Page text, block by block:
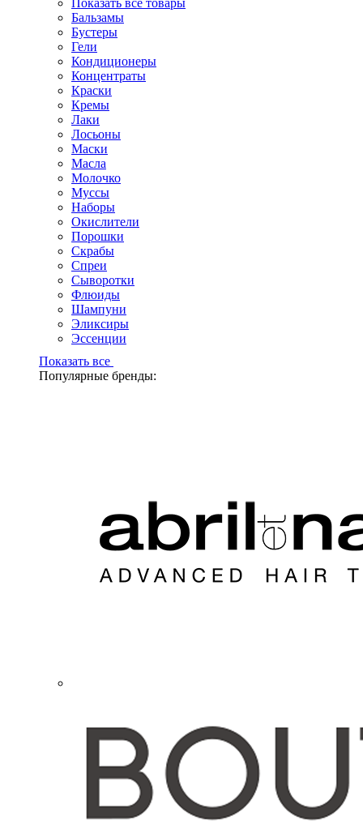
Показать все товары
Бальзамы
Бустеры
Гели
Кондиционеры
Концентраты
Краски
Кремы
Лаки
Лосьоны
Маски
Масла
Молочко
Муссы
Наборы
Окислители
Порошки
Скрабы
Спреи
Сыворотки
Флюиды
Шампуни
Эликсиры
Эссенции
Показать все
Популярные бренды: